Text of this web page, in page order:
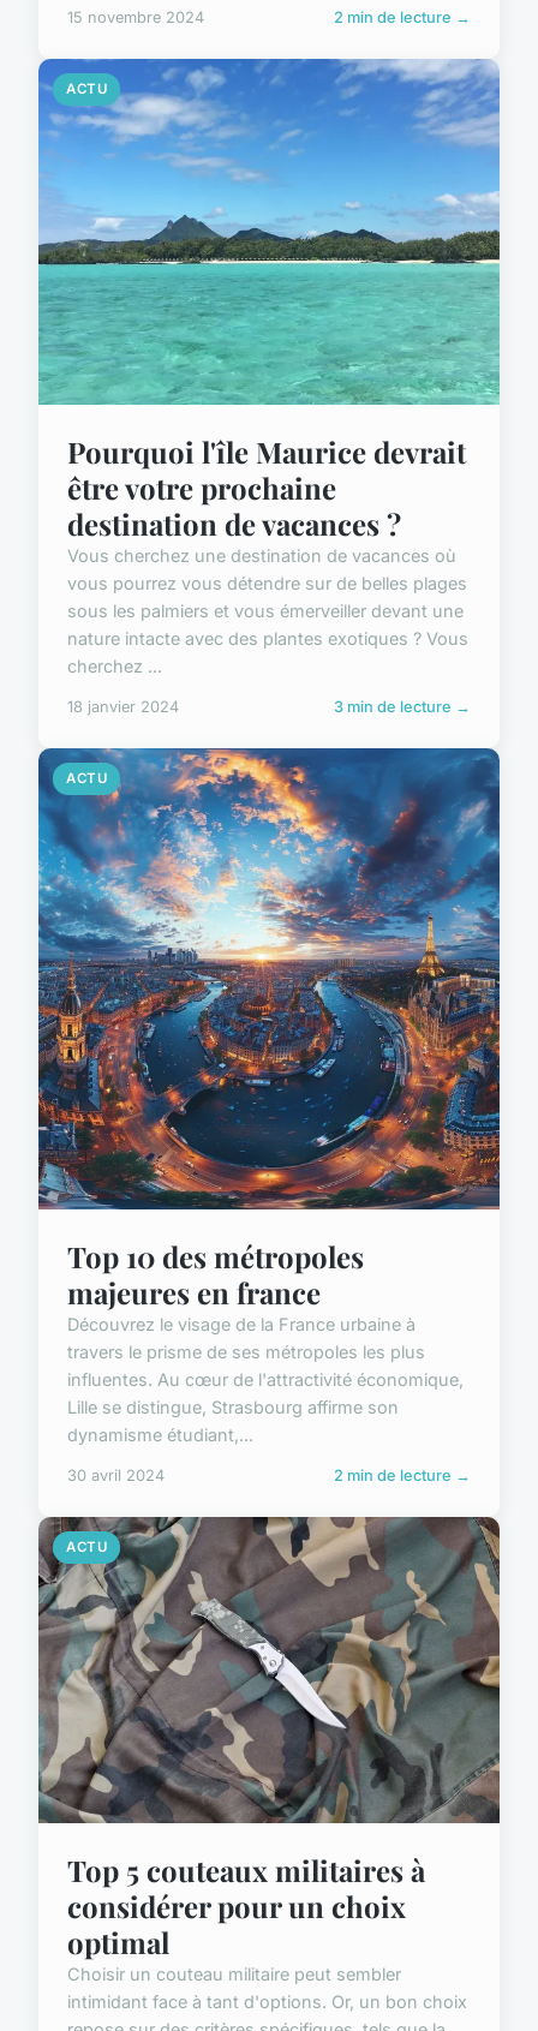
15 novembre 2024 2 min de lecture →
ACTU
Pourquoi l'île Maurice devrait
être votre prochaine
destination de vacances ?
Vous cherchez une destination de vacances où
vous pourrez vous détendre sur de belles plages
sous les palmiers et vous émerveiller devant une
nature intacte avec des plantes exotiques ? Vous
cherchez ...
18 janvier 2024 3 min de lecture →
ACTU
Top 10 des métropoles
majeures en france
Découvrez le visage de la France urbaine à
travers le prisme de ses métropoles les plus
influentes. Au cœur de l'attractivité économique,
Lille se distingue, Strasbourg affirme son
dynamisme étudiant,...
30 avril 2024 2 min de lecture →
ACTU
Top 5 couteaux militaires à
considérer pour un choix
optimal
Choisir un couteau militaire peut sembler
intimidant face à tant d'options. Or, un bon choix